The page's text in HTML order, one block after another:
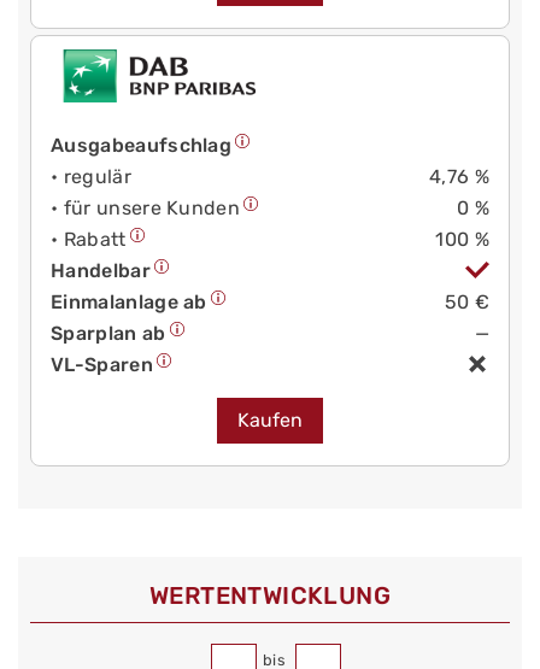
Ausgabeaufschlag
• regulär
4,76 %
• für unsere Kunden
0 %
• Rabatt
100 %
Handelbar
Einmalanlage ab
50 €
Sparplan ab
—
VL-Sparen
Kaufen
WERT­ENTWICKLUNG
bis